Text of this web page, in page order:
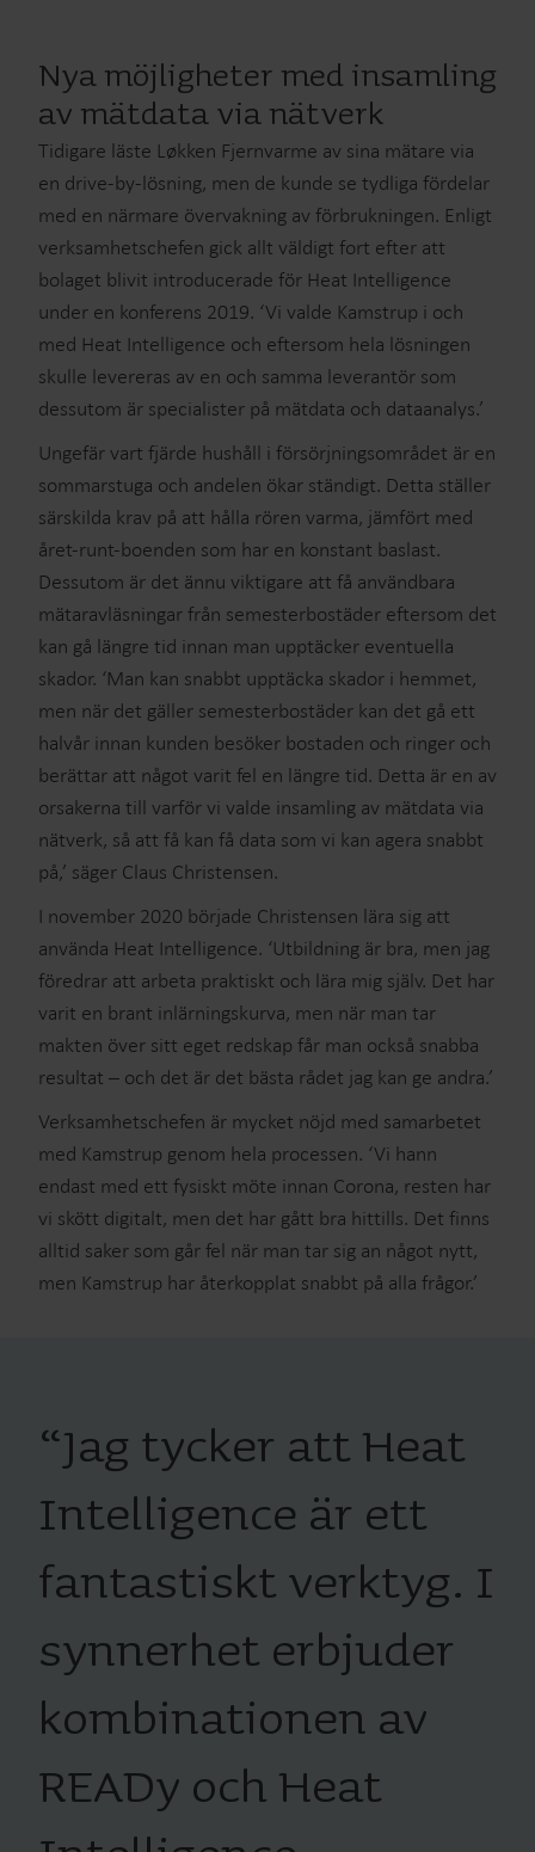
Nya möjligheter med insamling
av mätdata via nätverk
Tidigare läste Løkken Fjernvarme av sina mätare via
en drive-by-lösning, men de kunde se tydliga fördelar
med en närmare övervakning av förbrukningen. Enligt
verksamhetschefen gick allt väldigt fort efter att
bolaget blivit introducerade för Heat Intelligence
under en konferens 2019. ‘Vi valde Kamstrup i och
med Heat Intelligence och eftersom hela lösningen
skulle levereras av en och samma leverantör som
dessutom är specialister på mätdata och dataanalys.’
Ungefär vart fjärde hushåll i försörjningsområdet är en
sommarstuga och andelen ökar ständigt. Detta ställer
särskilda krav på att hålla rören varma, jämfört med
året-runt-boenden som har en konstant baslast.
Dessutom är det ännu viktigare att få användbara
mätaravläsningar från semesterbostäder eftersom det
kan gå längre tid innan man upptäcker eventuella
skador. ‘Man kan snabbt upptäcka skador i hemmet,
men när det gäller semesterbostäder kan det gå ett
halvår innan kunden besöker bostaden och ringer och
berättar att något varit fel en längre tid. Detta är en av
orsakerna till varför vi valde insamling av mätdata via
nätverk, så att få kan få data som vi kan agera snabbt
på,’ säger Claus Christensen.
I november 2020 började Christensen lära sig att
använda Heat Intelligence. ‘Utbildning är bra, men jag
föredrar att arbeta praktiskt och lära mig själv. Det har
varit en brant inlärningskurva, men när man tar
makten över sitt eget redskap får man också snabba
resultat – och det är det bästa rådet jag kan ge andra.’
Verksamhetschefen är mycket nöjd med samarbetet
med Kamstrup genom hela processen. ‘Vi hann
endast med ett fysiskt möte innan Corona, resten har
vi skött digitalt, men det har gått bra hittills. Det finns
alltid saker som går fel när man tar sig an något nytt,
men Kamstrup har återkopplat snabbt på alla frågor.’
“Jag tycker att Heat
Intelligence är ett
fantastiskt verktyg. I
synnerhet erbjuder
kombinationen av
READy och Heat